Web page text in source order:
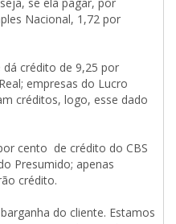
Nacional, 1,72 por
crédito de 9,25 por
empresas do Lucro
créditos, logo, esse dado
cento de crédito do CBS
Presumido; apenas
crédito.
do cliente. Estamos